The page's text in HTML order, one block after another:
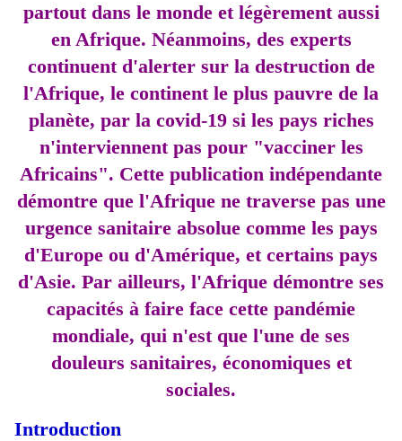
partout dans le monde et légèrement aussi
en Afrique. Néanmoins, des experts
continuent d'alerter sur la destruction de
l'Afrique, le continent le plus pauvre de la
planète, par la covid-19 si les pays riches
n'interviennent pas pour "vacciner les
Africains". Cette publication indépendante
démontre que l'Afrique ne traverse pas une
urgence sanitaire absolue comme les pays
d'Europe ou d'Amérique, et certains pays
d'Asie. Par ailleurs, l'Afrique démontre ses
capacités à faire face cette pandémie
mondiale, qui n'est que l'une de ses
douleurs sanitaires, économiques et
sociales.
Introduction